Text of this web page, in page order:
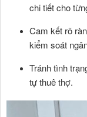
chi tiết cho
Cam kết rõ
kiểm soát
Tránh tình
tự thuê thợ.